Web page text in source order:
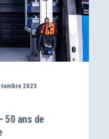
2023
50 ans de